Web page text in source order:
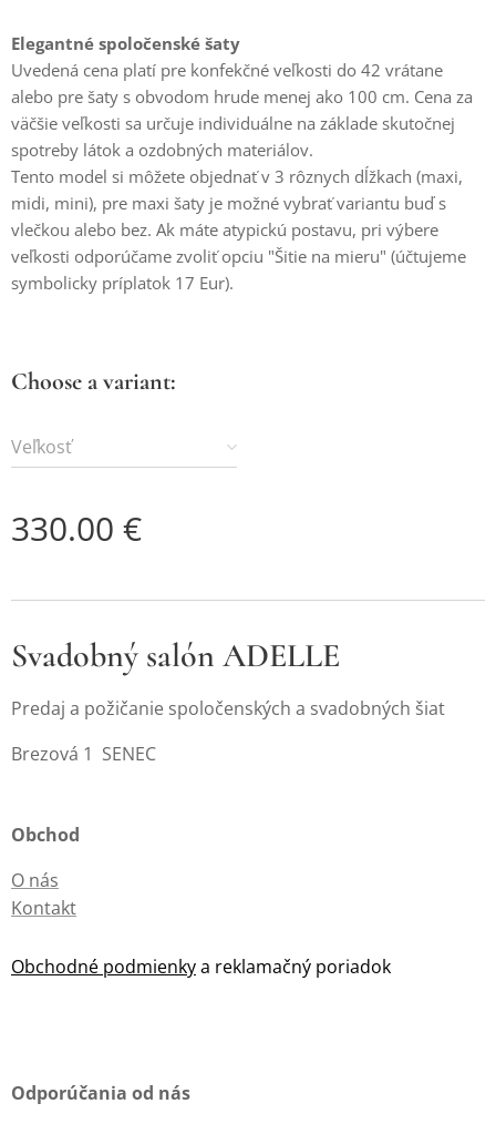
Elegantné spoločenské šaty
Uvedená cena platí pre konfekčné veľkosti do 42 vrátane
alebo pre šaty s obvodom hrude menej ako 100 cm. Cena za
väčšie veľkosti sa určuje individuálne na základe skutočnej
spotreby látok a ozdobných materiálov.
Tento model si môžete objednať v 3 rôznych dĺžkach (maxi,
midi, mini), pre maxi šaty je možné vybrať variantu buď s
vlečkou alebo bez. Ak máte atypickú postavu, pri výbere
veľkosti odporúčame zvoliť opciu "Šitie na mieru" (účtujeme
symbolicky príplatok 17 Eur).
Choose a variant:
Veľkosť
330.00 €
Svadobný salón ADELLE
Predaj a požičanie spoločenských a svadobných šiat
Brezová 1 SENEC
Obchod
O nás
Kontakt
Obchodné podmienkya reklamačný poriadok
Odporúčania od nás